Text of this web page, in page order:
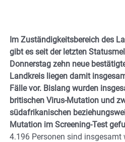
Im Zuständigkeitsbereich des
gibt es seit der letzten
Donnerstag zehn neue
Landkreis liegen damit
Fälle vor. Bislang wurden
britischen Virus-Mutation und
südafrikanischen
Mutation im Screening-Test
4.196 Personen sind insgesamt